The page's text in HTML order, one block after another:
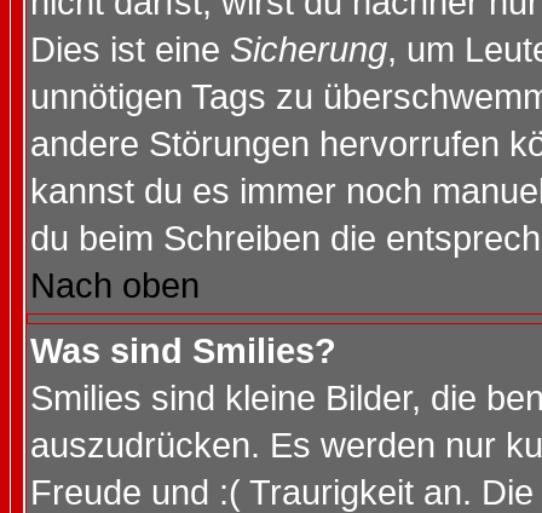
Dies ist eine Sicherung, um
unnötigen Tags zu
andere Störungen hervorrufen
kannst du es immer noch
du beim Schreiben die
Nach oben
Was sind Smilies?
Smilies sind kleine Bilder, die
auszudrücken. Es werden nur
Freude und :( Traurigkeit an.